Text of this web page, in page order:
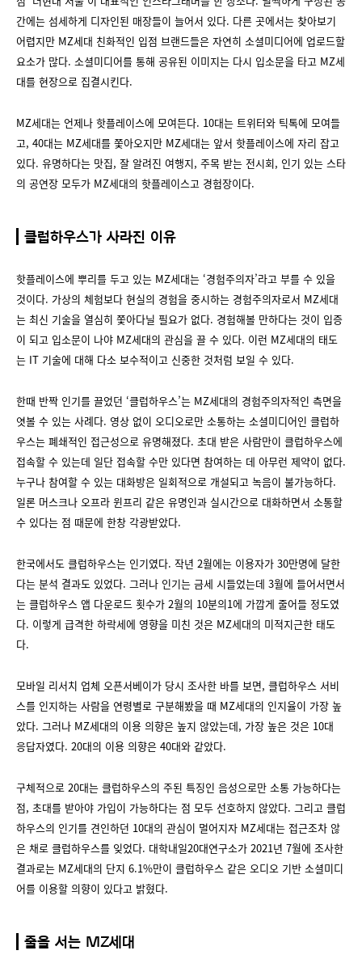
간에는 섬세하게 디자인된 매장들이 늘어서 있다. 다른 곳에서는 찾아보기
어렵지만 MZ세대 친화적인 입점 브랜드들은 자연히 소셜미디어에 업로드할
요소가 많다. 소셜미디어를 통해 공유된 이미지는 다시 입소문을 타고 MZ세
대를 현장으로 집결시킨다.
MZ세대는 언제나 핫플레이스에 모여든다. 10대는 트위터와 틱톡에 모여들
고, 40대는 MZ세대를 쫓아오지만 MZ세대는 앞서 핫플레이스에 자리 잡고
있다. 유명하다는 맛집, 잘 알려진 여행지, 주목 받는 전시회, 인기 있는 스타
의 공연장 모두가 MZ세대의 핫플레이스고 경험장이다.
클럽하우스가 사라진 이유
핫플레이스에 뿌리를 두고 있는 MZ세대는 ‘경험주의자’라고 부를 수 있을
것이다. 가상의 체험보다 현실의 경험을 중시하는 경험주의자로서 MZ세대
는 최신 기술을 열심히 쫓아다닐 필요가 없다. 경험해볼 만하다는 것이 입증
이 되고 입소문이 나야 MZ세대의 관심을 끌 수 있다. 이런 MZ세대의 태도
는 IT 기술에 대해 다소 보수적이고 신중한 것처럼 보일 수 있다.
한때 반짝 인기를 끌었던 ‘클럽하우스’는 MZ세대의 경험주의자적인 측면을
엿볼 수 있는 사례다. 영상 없이 오디오로만 소통하는 소셜미디어인 클럽하
우스는 폐쇄적인 접근성으로 유명해졌다. 초대 받은 사람만이 클럽하우스에
접속할 수 있는데 일단 접속할 수만 있다면 참여하는 데 아무런 제약이 없다.
누구나 참여할 수 있는 대화방은 일회적으로 개설되고 녹음이 불가능하다.
일론 머스크나 오프라 윈프리 같은 유명인과 실시간으로 대화하면서 소통할
수 있다는 점 때문에 한창 각광받았다.
한국에서도 클럽하우스는 인기였다. 작년 2월에는 이용자가 30만명에 달한
다는 분석 결과도 있었다. 그러나 인기는 금세 시들었는데 3월에 들어서면서
는 클럽하우스 앱 다운로드 횟수가 2월의 10분의1에 가깝게 줄어들 정도였
다. 이렇게 급격한 하락세에 영향을 미친 것은 MZ세대의 미적지근한 태도
다.
모바일 리서치 업체 오픈서베이가 당시 조사한 바를 보면, 클럽하우스 서비
스를 인지하는 사람을 연령별로 구분해봤을 때 MZ세대의 인지율이 가장 높
았다. 그러나 MZ세대의 이용 의향은 높지 않았는데, 가장 높은 것은 10대
응답자였다. 20대의 이용 의향은 40대와 같았다.
구체적으로 20대는 클럽하우스의 주된 특징인 음성으로만 소통 가능하다는
점, 초대를 받아야 가입이 가능하다는 점 모두 선호하지 않았다. 그리고 클럽
하우스의 인기를 견인하던 10대의 관심이 멀어지자 MZ세대는 접근조차 않
은 채로 클럽하우스를 잊었다. 대학내일20대연구소가 2021년 7월에 조사한
결과로는 MZ세대의 단지 6.1%만이 클럽하우스 같은 오디오 기반 소셜미디
어를 이용할 의향이 있다고 밝혔다.
줄을 서는 MZ세대